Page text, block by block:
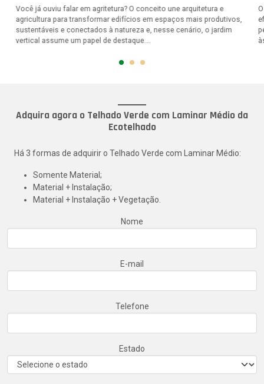
Você já ouviu falar em agritetura? O conceito une arquitetura e
agricultura para transformar edifícios em espaços mais produtivos,
sustentáveis e conectados à natureza e, nesse cenário, o jardim
vertical assume um papel de destaque….
Adquira agora o Telhado Verde com Laminar Médio da
Ecotelhado
Há 3 formas de adquirir o Telhado Verde com Laminar Médio:
Somente Material;
Material + Instalação;
Material + Instalação + Vegetação.
Nome
E-mail
Telefone
Estado